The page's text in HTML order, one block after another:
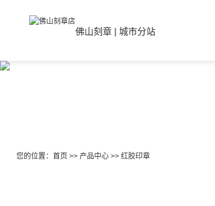
佛山刻章 | 城市分站
您的位置： 首页>> 产品中心>> 红胶印章